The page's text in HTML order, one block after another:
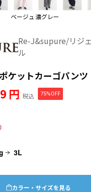
ベージュ 濃グレー
Re-J&supure/リジ
ル
ケットカーゴパンツ
円 税込 75%OFF
3L
カラー・サイズを見る